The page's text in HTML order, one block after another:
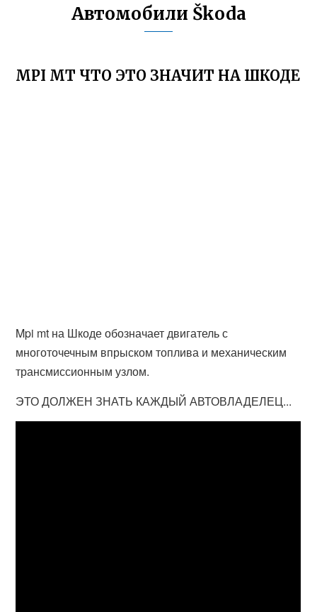
Автомобили Škoda
MPI MT ЧТО ЭТО ЗНАЧИТ НА ШКОДЕ
Mpi mt на Шкоде обозначает двигатель с
многоточечным впрыском топлива и механическим
трансмиссионным узлом.
ЭТО ДОЛЖЕН ЗНАТЬ КАЖДЫЙ АВТОВЛАДЕЛЕЦ...